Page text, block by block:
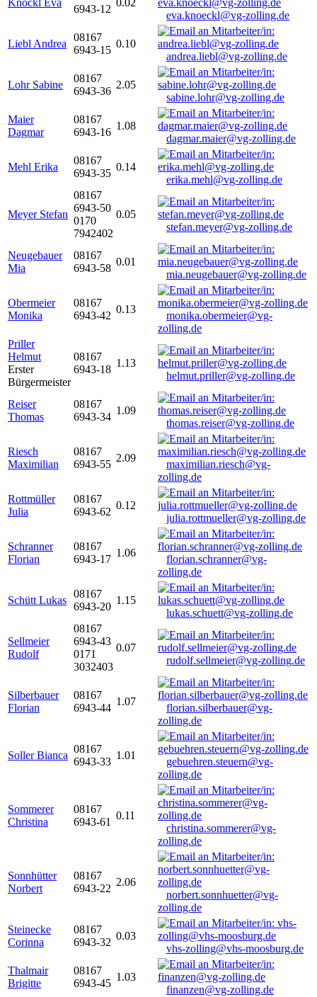
Knöckl Eva
6943-12
0.02
eva.knoeckl@vg-zolling.de
Liebl Andrea
08167
6943-15
0.10
andrea.liebl@vg-zolling.de
Lohr Sabine
08167
6943-36
2.05
sabine.lohr@vg-zolling.de
Maier
Dagmar
08167
6943-16
1.08
dagmar.maier@vg-zolling.de
Mehl Erika
08167
6943-35
0.14
erika.mehl@vg-zolling.de
Meyer Stefan
08167
6943-50
0170
7942402
0.05
stefan.meyer@vg-zolling.de
Neugebauer
Mia
08167
6943-58
0.01
mia.neugebauer@vg-zolling.de
Obermeier
Monika
08167
6943-42
0.13
monika.obermeier@vg-
zolling.de
Priller
Helmut
Erster
Bürgermeister
08167
6943-18
1.13
helmut.priller@vg-zolling.de
Reiser
Thomas
08167
6943-34
1.09
thomas.reiser@vg-zolling.de
Riesch
Maximilian
08167
6943-55
2.09
maximilian.riesch@vg-
zolling.de
Rottmüller
Julia
08167
6943-62
0.12
julia.rottmueller@vg-zolling.de
Schranner
Florian
08167
6943-17
1.06
florian.schranner@vg-
zolling.de
Schütt Lukas
08167
6943-20
1.15
lukas.schuett@vg-zolling.de
Sellmeier
Rudolf
08167
6943-43
0171
3032403
0.07
rudolf.sellmeier@vg-zolling.de
Silberbauer
Florian
08167
6943-44
1.07
florian.silberbauer@vg-
zolling.de
Soller Bianca
08167
6943-33
1.01
gebuehren.steuern@vg-
zolling.de
Sommerer
Christina
08167
6943-61
0.11
christina.sommerer@vg-
zolling.de
Sonnhütter
Norbert
08167
6943-22
2.06
norbert.sonnhuetter@vg-
zolling.de
Steinecke
Corinna
08167
6943-32
0.03
vhs-zolling@vhs-moosburg.de
Thalmair
Brigitte
08167
6943-45
1.03
finanzen@vg-zolling.de